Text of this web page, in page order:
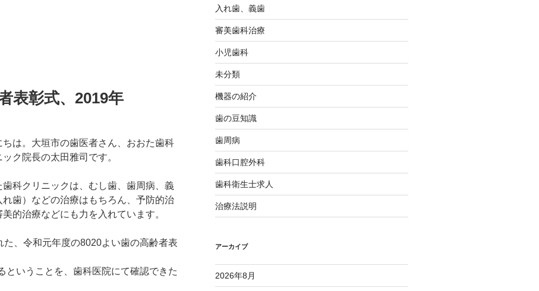
表彰式、2019年
ちは。大垣市の歯医者さん、おおた歯科
ック院長の太田雅司です。
歯科クリニックは、むし歯、歯周病、義
れ歯）などの治療はもちろん、予防的治
美的治療などにも力を入れています。
、令和元年度の8020よい歯の高齢者表
ということを、歯科医院にて確認できた
入れ歯、義歯
審美歯科治療
小児歯科
未分類
機器の紹介
歯の豆知識
歯周病
歯科口腔外科
歯科衛生士求人
治療法説明
アーカイブ
2026年8月